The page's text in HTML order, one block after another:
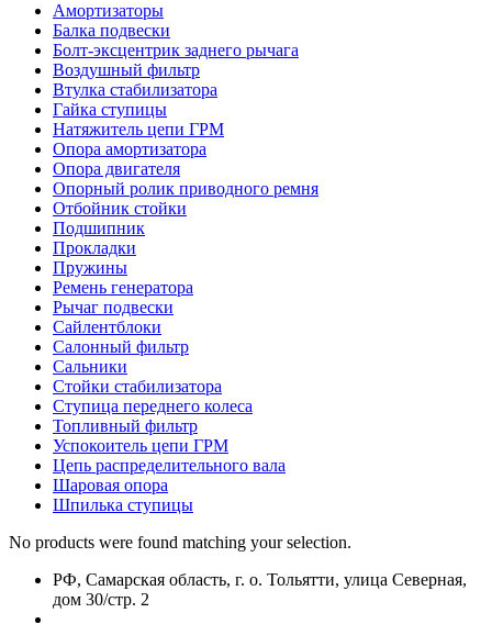
Амортизаторы
Балка подвески
Болт-эксцентрик заднего рычага
Воздушный фильтр
Втулка стабилизатора
Гайка ступицы
Натяжитель цепи ГРМ
Опора амортизатора
Опора двигателя
Опорный ролик приводного ремня
Отбойник стойки
Подшипник
Прокладки
Пружины
Ремень генератора
Рычаг подвески
Сайлентблоки
Салонный фильтр
Сальники
Стойки стабилизатора
Ступица переднего колеса
Топливный фильтр
Успокоитель цепи ГРМ
Цепь распределительного вала
Шаровая опора
Шпилька ступицы
No products were found matching your selection.
РФ, Самарская область, г. о. Тольятти, улица Северная,
дом 30/стр. 2